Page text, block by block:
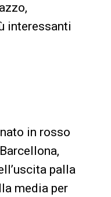
interessanti
in rosso
palla
media per